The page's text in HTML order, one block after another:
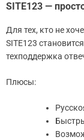
SITE123 —
Для тех, кто не
SITE123
техподдержка
Плюсы: